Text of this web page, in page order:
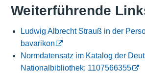
Weiterführende
Ludwig Albrecht Strauß in der
bavarikon
Normdatensatz im Katalog der
Nationalbibliothek: 1107566355